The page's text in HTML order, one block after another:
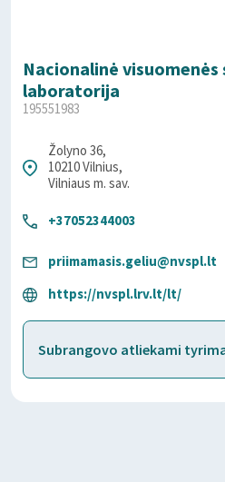
Nacionalinė
laboratorija
195551983
Žolyno 36,
10210 Vilnius,
Vilniaus m. sav.
+37052344003
priimamasis.geliu@nvspl.lt
https://nvspl.lrv.lt/lt/